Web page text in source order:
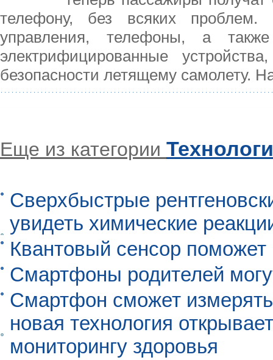
телефону, без всяких проблем.
управления, телефоны, а
электрифицированные
безопасности летящему самолету.
Еще из категории
Сверхбыстрые
увидеть химические
Квантовый сенсор
Смартфоны родителей
Смартфон сможет
новая технология
мониторингу здоровья